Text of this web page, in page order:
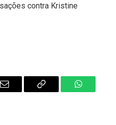
contra Kristine
Email
Copy
WhatsApp